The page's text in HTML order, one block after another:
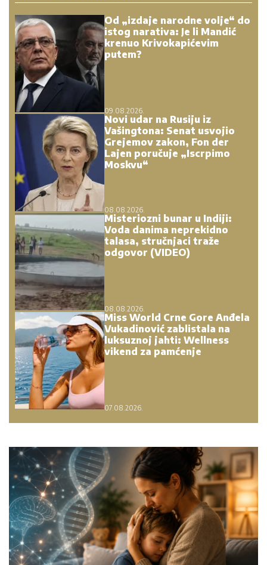
Od „izdaje narodne volje“ do
istog narativa: Je li Mandić
krenuo Krivokapićevim
putem?
09.08.2026.
Novi udar na Rusiju iz
Vašingtona: Senat usvojio
Grejemov zakon, Fon der
Lajen poručuje „Iscrpimo
Moskvu“
08.08.2026.
Misteriozni bunar u Indiji:
Voda danima neprekidno
talasa, stručnjaci traže
odgovor (VIDEO)
08.08.2026.
Miss World Crne Gore Anđela
Vukadinović zablistala na
luksuznoj jahti: Wellness
vikend za pamćenje
07.08.2026.